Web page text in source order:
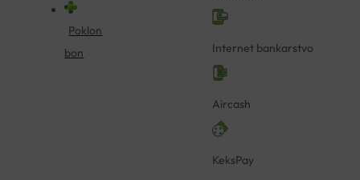
Poklon
bon
Internet bankarstvo
Aircash
KeksPay